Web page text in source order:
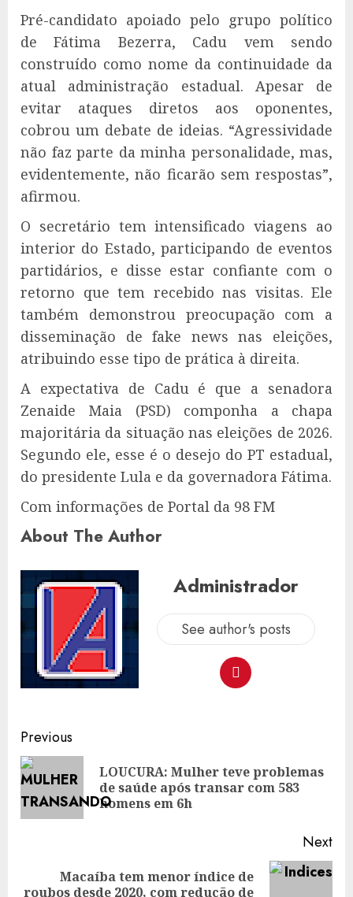
Pré-candidato apoiado pelo grupo político
de Fátima Bezerra, Cadu vem sendo
construído como nome da continuidade da
atual administração estadual. Apesar de
evitar ataques diretos aos oponentes,
cobrou um debate de ideias. “Agressividade
não faz parte da minha personalidade, mas,
evidentemente, não ficarão sem respostas”,
afirmou.
O secretário tem intensificado viagens ao
interior do Estado, participando de eventos
partidários, e disse estar confiante com o
retorno que tem recebido nas visitas. Ele
também demonstrou preocupação com a
disseminação de fake news nas eleições,
atribuindo esse tipo de prática à direita.
A expectativa de Cadu é que a senadora
Zenaide Maia (PSD) componha a chapa
majoritária da situação nas eleições de 2026.
Segundo ele, esse é o desejo do PT estadual,
do presidente Lula e da governadora Fátima.
Com informações de Portal da 98 FM
About The Author
Administrador
See author's posts
Post
navigation
Previous
LOUCURA: Mulher teve problemas
de saúde após transar com 583
homens em 6h
Next
Next
Macaíba tem menor índice de
roubos desde 2020, com redução de